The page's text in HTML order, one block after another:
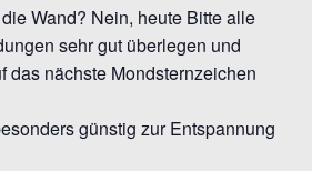
Wand? Nein, heute Bitte alle
sehr gut überlegen und
das nächste Mondsternzeichen
günstig zur Entspannung